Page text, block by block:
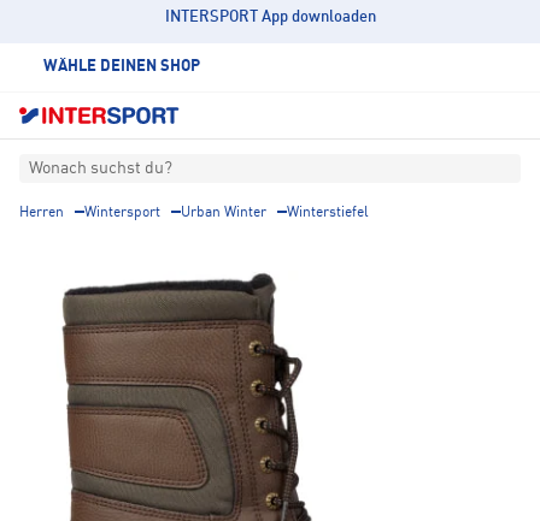
INTERSPORT App downloaden
WÄHLE DEINEN SHOP
Wonach suchst du?
Herren Wintersport Urban Winter Winterstiefel